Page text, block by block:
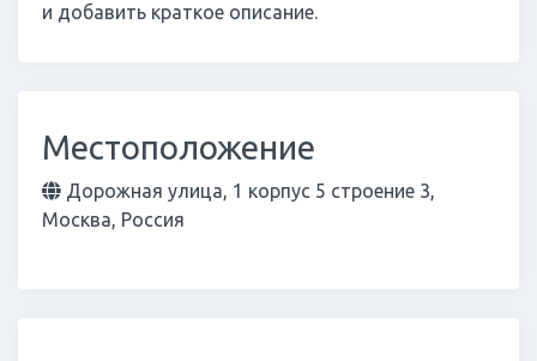
и добавить краткое описание.
Местоположение
Дорожная улица, 1 корпус 5 строение 3,
Москва, Россия